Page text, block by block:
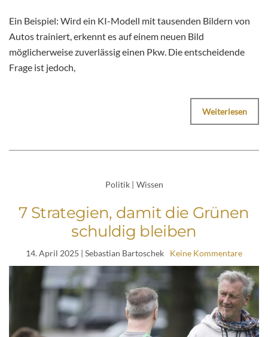
Ein Beispiel: Wird ein KI-Modell mit tausenden Bildern von
Autos trainiert, erkennt es auf einem neuen Bild
möglicherweise zuverlässig einen Pkw. Die entscheidende
Frage ist jedoch,
Weiterlesen
Politik | Wissen
7 Strategien, damit die Grünen
schuldig bleiben
14. April 2025 | Sebastian Bartoschek Keine Kommentare